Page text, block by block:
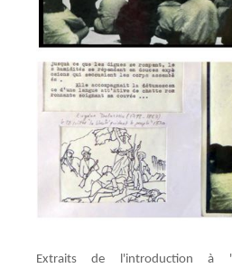
Extraits de l'introduction à